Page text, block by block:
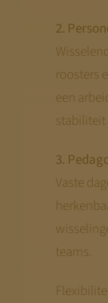
2.
roosters
een
stabiliteit
3.
Vaste
teams.